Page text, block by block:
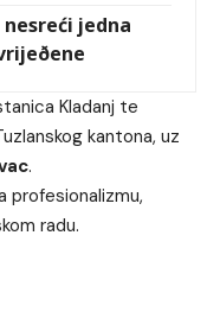
jedna
Kladanj te
kantona, uz
.
profesionalizmu,
radu.